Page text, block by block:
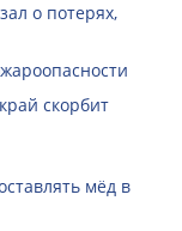
о потерях,
скорбит
мёд в